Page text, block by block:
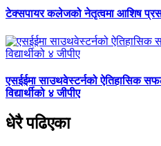
टेक्सपायर कलेजको नेतृत्वमा आशिष
एसईईमा साउथवेस्टर्नको ऐतिहासिक
विद्यार्थीको ४ जीपीए
धेरै पढिएका